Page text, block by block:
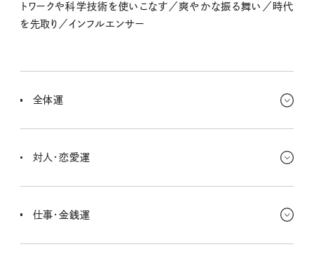
トワークや科学技術を使いこなす／爽やかな振る舞い／時代
を先取り／インフルエンサー
全体運
い理想の場所」に入ってきてる。これから、冒険心が掻き立てられる
対人・恋愛運
ていくきっかけがあって、それがキミに大きな勇気や、ちょっとした気
仕事・金銭運